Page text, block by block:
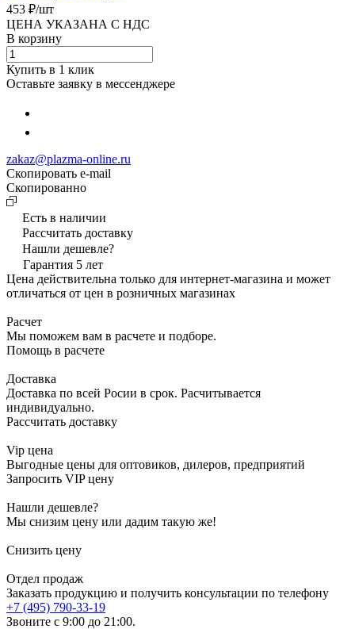
453 ₽/шт
ЦЕНА УКАЗАНА С НДС
В корзину
Купить в 1 клик
Оставьте заявку в мессенджере
zakaz@plazma-online.ru
Скопировать e-mail
Cкопированно
Есть в наличии
Рассчитать доставку
Нашли дешевле?
Гарантия 5 лет
Цена действительна только для интернет-магазина и может
отличаться от цен в розничных магазинах
Расчет
Мы поможем вам в расчете и подборе.
Помощь в расчете
Доставка
Доставка по всей Росии в срок. Расчитывается
индивидуально.
Рассчитать доставку
Vip цена
Выгодные цены для оптовиков, дилеров, предприятий
Запросить VIP цену
Нашли дешевле?
Мы снизим цену или дадим такую же!
Снизить цену
Отдел продаж
Заказать продукцию и получить консультации по телефону
+7 (495) 790-33-19
Звоните с 9:00 до 21:00.